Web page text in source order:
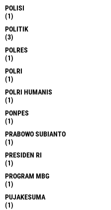
POLISI
(1)
POLITIK
(3)
POLRES
(1)
POLRI
(1)
POLRI HUMANIS
(1)
PONPES
(1)
PRABOWO SUBIANTO
(1)
PRESIDEN RI
(1)
PROGRAM MBG
(1)
PUJAKESUMA
(1)